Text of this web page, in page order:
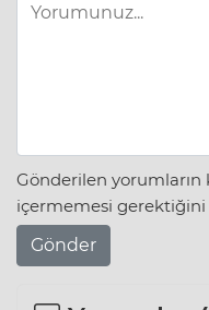
Gönderilen
içermemesi gerektiğini
Gönder